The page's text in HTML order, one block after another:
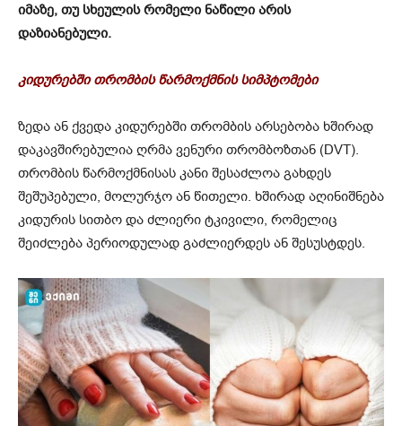
იმაზე, თუ სხეულის რომელი ნაწილი არის
დაზიანებული.
კიდურებში თრომბის წარმოქმნის სიმპტომები
ზედა ან ქვედა კიდურებში თრომბის არსებობა ხშირად
დაკავშირებულია ღრმა ვენური თრომბოზთან (DVT).
თრომბის წარმოქმნისას კანი შესაძლოა გახდეს
შეშუპებული, მოლურჯო ან წითელი. ხშირად აღინიშნება
კიდურის სითბო და ძლიერი ტკივილი, რომელიც
შეიძლება პერიოდულად გაძლიერდეს ან შესუსტდეს.